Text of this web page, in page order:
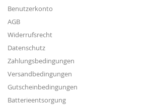
Benutzerkonto
AGB
Widerrufsrecht
Datenschutz
Zahlungsbedingungen
Versandbedingungen
Gutscheinbedingungen
Batterieentsorgung